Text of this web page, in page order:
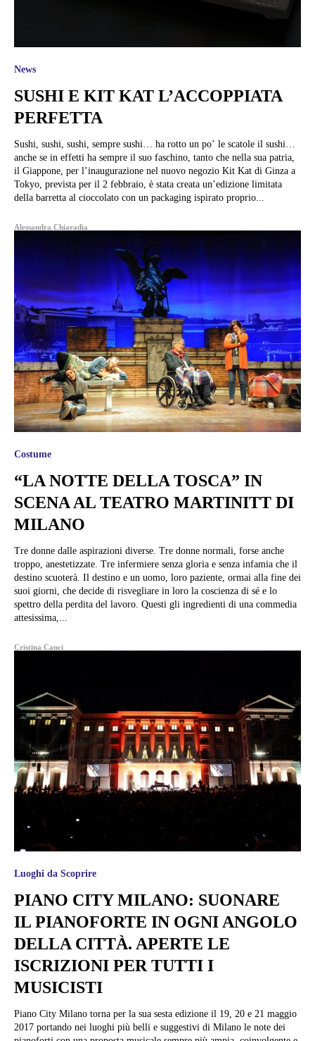
News
SUSHI E KIT KAT L’ACCOPPIATA
PERFETTA
Sushi, sushi, sushi, sempre sushi… ha rotto un po’ le scatole il sushi…
anche se in effetti ha sempre il suo faschino, tanto che nella sua patria,
il Giappone, per l’inaugurazione nel nuovo negozio Kit Kat di Ginza a
Tokyo, prevista per il 2 febbraio, è stata creata un’edizione limitata
della barretta al cioccolato con un packaging ispirato proprio...
Alessandra Chiaradia
Costume
“LA NOTTE DELLA TOSCA” IN
SCENA AL TEATRO MARTINITT DI
MILANO
Tre donne dalle aspirazioni diverse. Tre donne normali, forse anche
troppo, anestetizzate. Tre infermiere senza gloria e senza infamia che il
destino scuoterà. Il destino e un uomo, loro paziente, ormai alla fine dei
suoi giorni, che decide di risvegliare in loro la coscienza di sé e lo
spettro della perdita del lavoro. Questi gli ingredienti di una commedia
attesissima,...
Cristina Canci
Luoghi da Scoprire
PIANO CITY MILANO: SUONARE
IL PIANOFORTE IN OGNI ANGOLO
DELLA CITTÀ. APERTE LE
ISCRIZIONI PER TUTTI I
MUSICISTI
Piano City Milano torna per la sua sesta edizione il 19, 20 e 21 maggio
2017 portando nei luoghi più belli e suggestivi di Milano le note dei